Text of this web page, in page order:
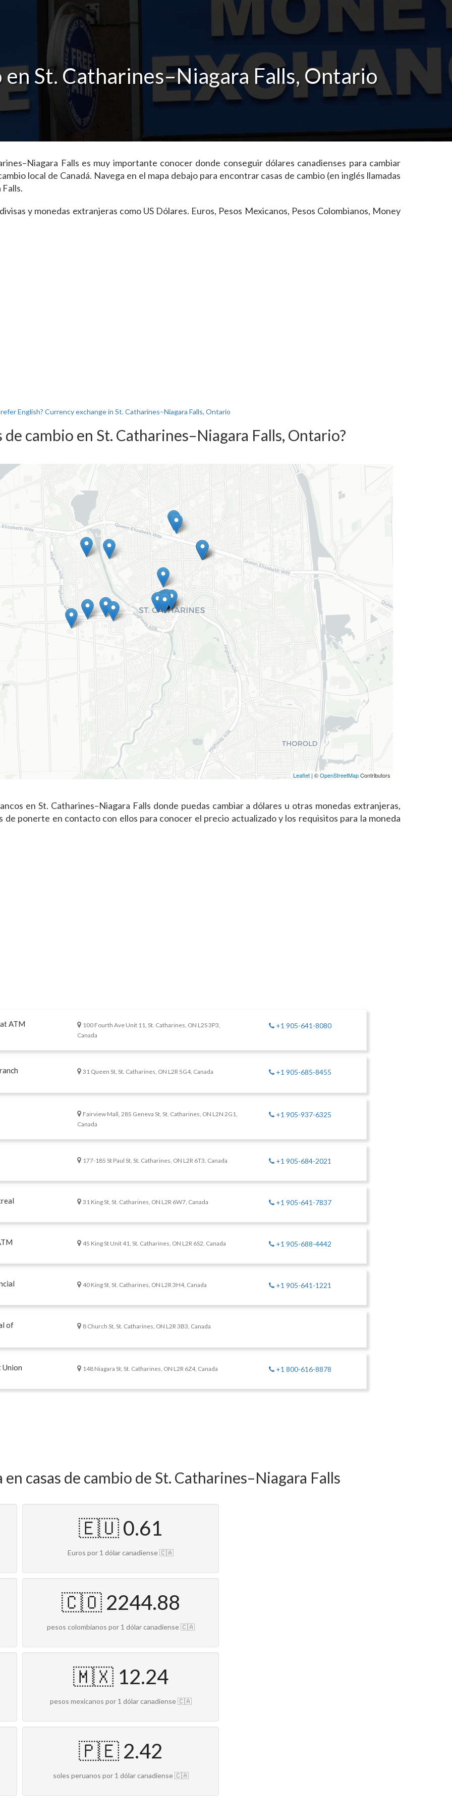
en St. Catharines–Niagara Falls, Ontario
Falls es muy importante conocer donde conseguir dólares canadienses para cambiar
local de Canadá. Navega en el mapa debajo para encontrar casas de cambio (en inglés llamadas
y monedas extranjeras como US Dólares. Euros, Pesos Mexicanos, Pesos Colombianos, Money
English? Currency exchange in St. Catharines–Niagara Falls, Ontario
de cambio en St. Catharines–Niagara Falls, Ontario?
Leaflet | ©OpenStreetMapContributors
en St. Catharines–Niagara Falls donde puedas cambiar a dólares u otras monedas extranjeras,
ponerte en contacto con ellos para conocer el precio actualizado y los requisitos para la moneda
ATM
100 Fourth Ave Unit 11, St. Catharines, ON L2S 3P3,
Canada
+1 905-641-8080
31 Queen St, St. Catharines, ON L2R 5G4, Canada +1 905-685-8455
Fairview Mall, 285 Geneva St, St. Catharines, ON L2N 2G1,
Canada
+1 905-937-6325
177-185 St Paul St, St. Catharines, ON L2R 6T3, Canada +1 905-684-2021
31 King St, St. Catharines, ON L2R 6W7, Canada +1 905-641-7837
45 King St Unit 41, St. Catharines, ON L2R 6S2, Canada +1 905-688-4442
40 King St, St. Catharines, ON L2R 3H4, Canada +1 905-641-1221
of 8 Church St, St. Catharines, ON L2R 3B3, Canada
148 Niagara St, St. Catharines, ON L2R 6Z4, Canada +1 800-616-8878
casas de cambio de St. Catharines–Niagara Falls
🇪🇺 0.61
Euros por 1 dólar canadiense 🇨🇦
🇨🇴 2244.88
pesos colombianos por 1 dólar canadiense 🇨🇦
🇲🇽 12.24
pesos mexicanos por 1 dólar canadiense 🇨🇦
🇵🇪 2.42
soles peruanos por 1 dólar canadiense 🇨🇦